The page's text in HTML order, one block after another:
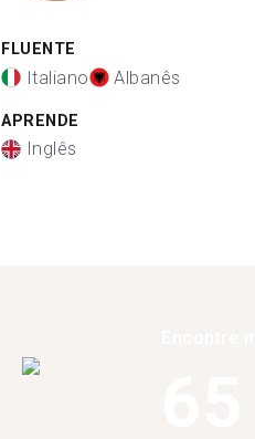
FLUENTE
Italiano Albanês
APRENDE
Inglês